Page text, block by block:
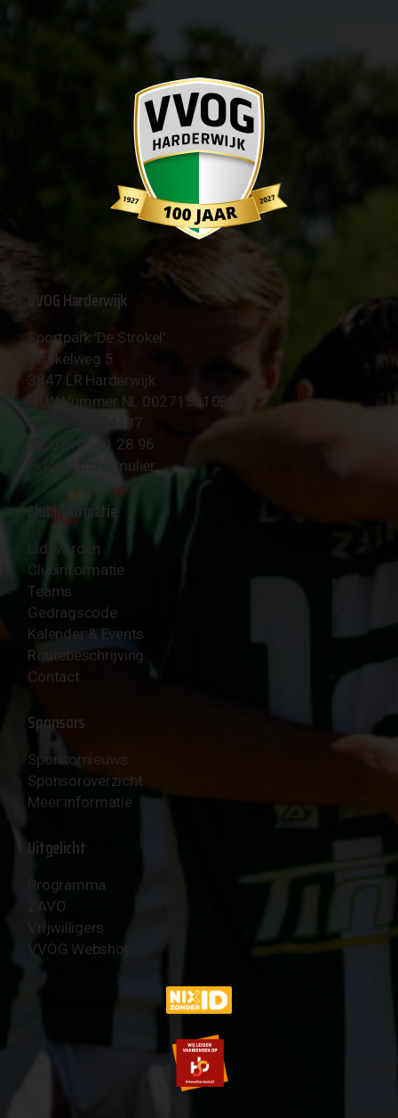
VVOG Harderwijk
Sportpark 'De Strokel'
Strokelweg 5
3847 LR Harderwijk
BTW Nummer NL 002715910B01
KvK Nr 40094437
☎︎ 0341 - 41 28 96
✉︎ Contactformulier
Clubinformatie
Lid worden
Clubinformatie
Teams
Gedragscode
Kalender & Events
Routebeschrijving
Contact
Sponsors
Sponsornieuws
Sponsoroverzicht
Meer informatie
Uitgelicht
Programma
ZAVO
Vrijwilligers
VVOG Webshop